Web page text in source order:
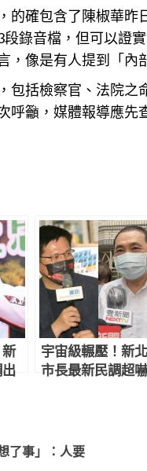
的確包含了陳椒華
錄音檔，但可以證
，像是有人提到「內
包括檢察官、法院之
呼籲，媒體報導應
宇宙級輾壓！新北
市長最新民調超嚇
了事」：人要